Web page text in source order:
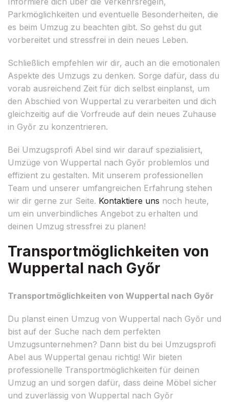
Parkmöglichkeiten und eventuelle Besonderheiten, die
es beim Umzug zu beachten gibt. So gehst du gut
vorbereitet und stressfrei in dein neues Leben.
Schließlich empfehlen wir dir, auch an die emotionalen
Aspekte des Umzugs zu denken. Sorge dafür, dass du
vorab ausreichend Zeit für dich selbst einplanst, um
den Abschied von Wuppertal zu verarbeiten und dich
gleichzeitig auf die Vorfreude auf dein neues Zuhause
in Győr zu konzentrieren.
Bei Umzugsprofi Abel sind wir darauf spezialisiert,
Umzüge von Wuppertal nach Győr problemlos und
effizient zu gestalten. Mit unserem professionellen
Team und unserer umfangreichen Erfahrung stehen
wir dir gerne zur Seite. Kontaktiere uns noch heute,
um ein unverbindliches Angebot zu erhalten und
deinen Umzug stressfrei zu planen!
Transportmöglichkeiten von
Wuppertal nach Győr
Transportmöglichkeiten von Wuppertal nach Győr
Du planst einen Umzug von Wuppertal nach Győr und
bist auf der Suche nach dem perfekten
Umzugsunternehmen? Dann bist du bei Umzugsprofi
Abel aus Wuppertal genau richtig! Wir bieten
professionelle Transportmöglichkeiten für deinen
Umzug an und sorgen dafür, dass deine Möbel sicher
und zuverlässig von Wuppertal nach Győr